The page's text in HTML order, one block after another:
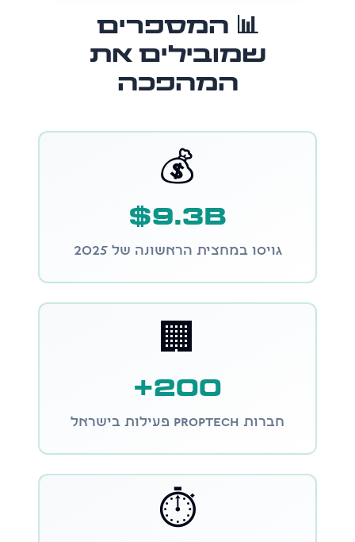
📊 המספרים
שמובילים את
המהפכה
💰
$9.3B
גויסו במחצית הראשונה של 2025
🏢
200+
חברות PropTech פעילות בישראל
⏱️